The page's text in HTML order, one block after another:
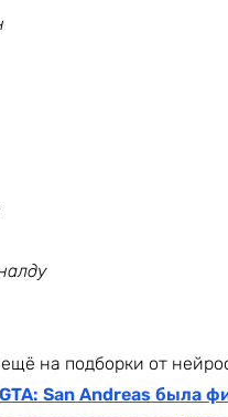
на подборки от
San Andreas была